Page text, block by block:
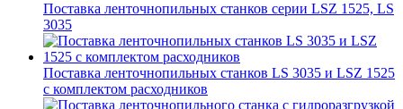
Поставка ленточнопильных станков серии LSZ 1525, LS
3035
Поставка ленточнопильных станков LS 3035 и LSZ 1525
с комплектом расходников